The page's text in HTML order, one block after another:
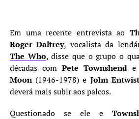
Em uma recente entrevista ao
Roger Daltrey, vocalista da
The Who, disse que o grupo o
décadas com Pete Townshend e
Moon(1946-1978) e John
deverá mais subir aos palcos.
Questionado se ele e